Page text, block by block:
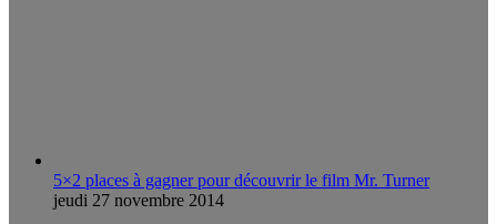
5×2 places à gagner pour découvrir le film Mr. Turner
jeudi 27 novembre 2014